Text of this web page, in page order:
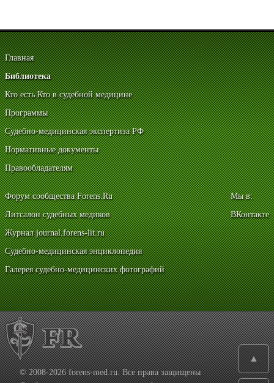
Главная
Библиотека
Кто есть Кто в судебной медицине
Программы
Судебно-медицинская экспертиза РФ
Нормативные документы
Правообладателям
Форум сообщества Forens.Ru
Литсалон судебных медиков
Журнал journal.forens-lit.ru
Судебно-медицинская энциклопедия
Галерея судебно-медицинских фотографий
Мы в:
ВКонтакте
© 2008-2026 forens-med.ru. Все права защищены
▲